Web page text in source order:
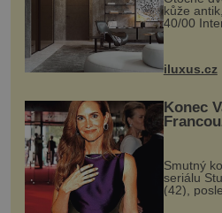
kůže
40/00
zakázku
rozměry
dnes
iluxus.cz
Konec
Smutný
seriálu
(42),